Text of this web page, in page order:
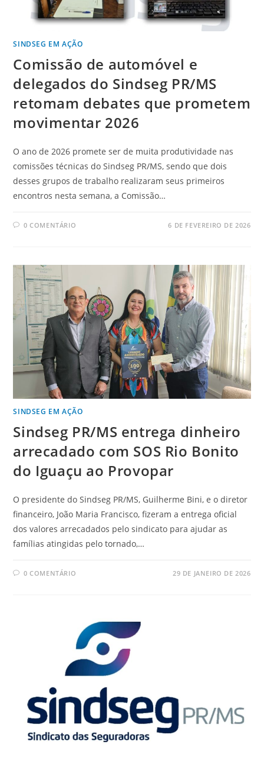
SINDSEG EM AÇÃO
Comissão de automóvel e
delegados do Sindseg PR/MS
retomam debates que prometem
movimentar 2026
O ano de 2026 promete ser de muita produtividade nas
comissões técnicas do Sindseg PR/MS, sendo que dois
desses grupos de trabalho realizaram seus primeiros
encontros nesta semana, a Comissão…
0 COMENTÁRIO 6 DE FEVEREIRO DE 2026
SINDSEG EM AÇÃO
Sindseg PR/MS entrega dinheiro
arrecadado com SOS Rio Bonito
do Iguaçu ao Provopar
O presidente do Sindseg PR/MS, Guilherme Bini, e o diretor
financeiro, João Maria Francisco, fizeram a entrega oficial
dos valores arrecadados pelo sindicato para ajudar as
famílias atingidas pelo tornado,…
0 COMENTÁRIO 29 DE JANEIRO DE 2026